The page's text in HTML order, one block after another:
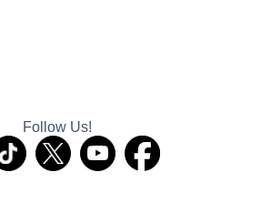
Follow Us!